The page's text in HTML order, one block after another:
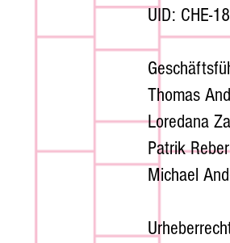
UID: CHE-
Thomas
Loredana
Patrik Reber
Michael